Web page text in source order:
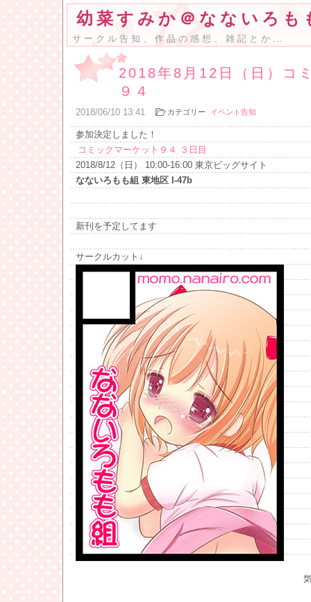
幼菜すみか＠なないろも
サークル告知、作品の感想、雑記とか…
2018年8月12日（日）コ
９４
2018/06/10 13:41 カテゴリー イベント告知
参加決定しました！
コミックマーケット９４ ３日目
2018/8/12（日） 10:00-16:00 東京ビッグサイト
なないろもも組 東地区 I-47b
新刊を予定してます
サークルカット↓